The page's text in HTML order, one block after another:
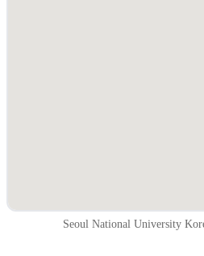
Seoul National University